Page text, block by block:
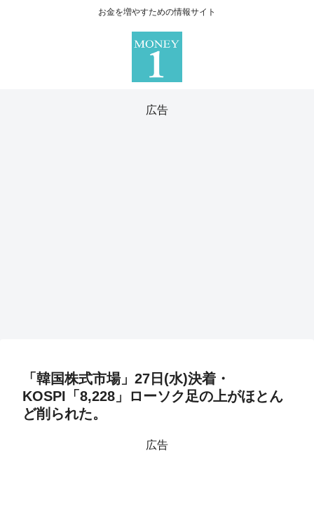
お金を増やすための情報サイト
広告
「韓国株式市場」27日(水)決着・
KOSPI「8,228」ローソク足の上がほとん
ど削られた。
広告